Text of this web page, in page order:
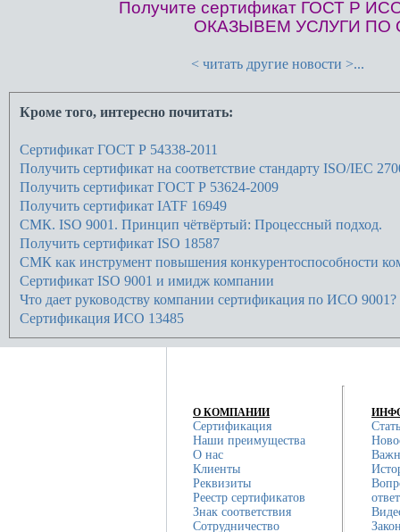
Получите сертификат ГОСТ Р
ОКАЗЫВЕМ УСЛУГИ ПО
< читать другие новости >...
Кроме того, интересно почитать:
Сертификат ГОСТ Р 54338-2011
Получить сертификат на соответствие стандарту ISO/IEC
Получить сертификат ГОСТ Р 53624-2009
Получить сертификат IATF 16949
СМК. ISO 9001. Принцип чётвёртый: Процессный подход.
Получить сертификат ISO 18587
СМК как инструмент повышения конкурентоспособности
Сертификат ISO 9001 и имидж компании
Что дает руководству компании сертификация по ИСО 9001?
Сертификация ИСО 13485
О КОМПАНИИ
Сертификация
Наши преимущества
О нас
Клиенты
Реквизиты
Реестр сертификатов
Знак соответствия
Сотрудничество